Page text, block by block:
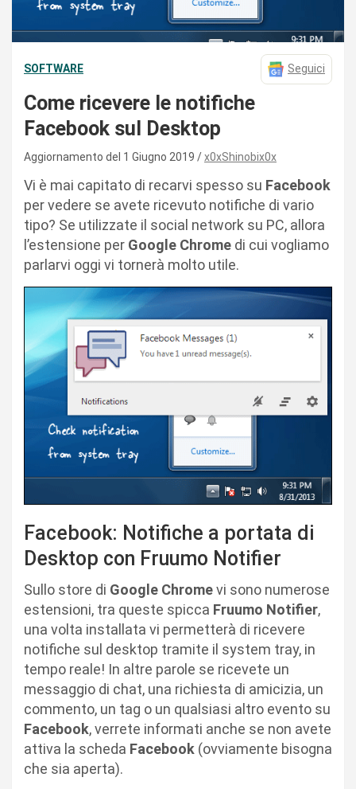
SOFTWARE Seguici
Come ricevere le notifiche
Facebook sul Desktop
Aggiornamento del 1 Giugno 2019 x0xShinobix0x
Vi è mai capitato di recarvi spesso su Facebook
per vedere se avete ricevuto notifiche di vario
tipo? Se utilizzate il social network su PC, allora
l’estensione per Google Chrome di cui vogliamo
parlarvi oggi vi tornerà molto utile.
Facebook: Notifiche a portata di
Desktop con Fruumo Notifier
Sullo store di Google Chromevi sono numerose
estensioni, tra queste spicca Fruumo Notifier,
una volta installata vi permetterà di ricevere
notifiche sul desktop tramite il system tray, in
tempo reale! In altre parole se ricevete un
messaggio di chat, una richiesta di amicizia, un
commento, un tag o un qualsiasi altro evento su
Facebook, verrete informati anche se non avete
attiva la scheda Facebook (ovviamente bisogna
che sia aperta).